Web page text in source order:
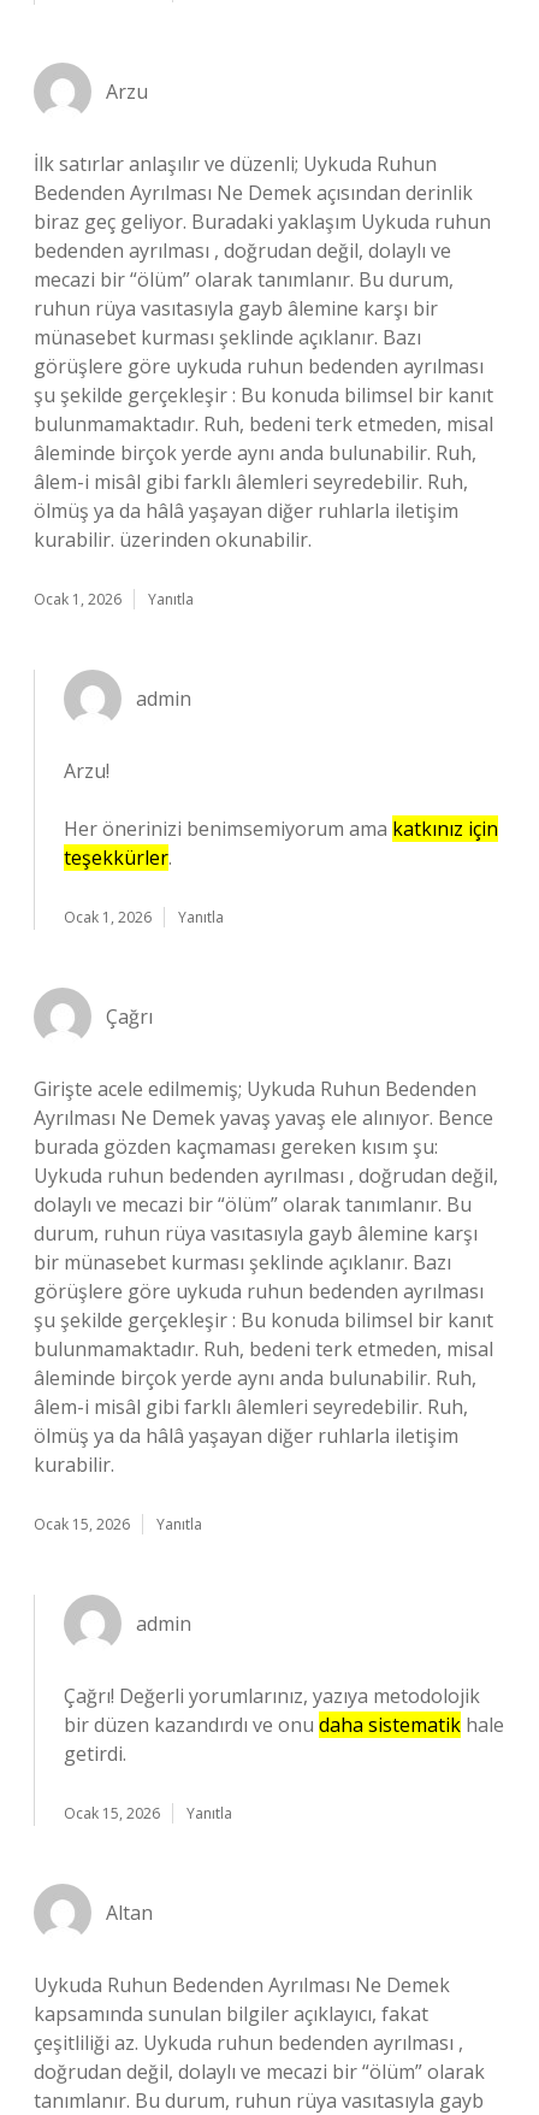
Arzu
İlk satırlar anlaşılır ve düzenli; Uykuda Ruhun
Bedenden Ayrılması Ne Demek açısından derinlik
biraz geç geliyor. Buradaki yaklaşım Uykuda ruhun
bedenden ayrılması , doğrudan değil, dolaylı ve
mecazi bir “ölüm” olarak tanımlanır. Bu durum,
ruhun rüya vasıtasıyla gayb âlemine karşı bir
münasebet kurması şeklinde açıklanır. Bazı
görüşlere göre uykuda ruhun bedenden ayrılması
şu şekilde gerçekleşir : Bu konuda bilimsel bir kanıt
bulunmamaktadır. Ruh, bedeni terk etmeden, misal
âleminde birçok yerde aynı anda bulunabilir. Ruh,
âlem-i misâl gibi farklı âlemleri seyredebilir. Ruh,
ölmüş ya da hâlâ yaşayan diğer ruhlarla iletişim
kurabilir. üzerinden okunabilir.
Ocak 1, 2026 Yanıtla
admin
Arzu!
Her önerinizi benimsemiyorum ama katkınız için
teşekkürler.
Ocak 1, 2026 Yanıtla
Çağrı
Girişte acele edilmemiş; Uykuda Ruhun Bedenden
Ayrılması Ne Demek yavaş yavaş ele alınıyor. Bence
burada gözden kaçmaması gereken kısım şu:
Uykuda ruhun bedenden ayrılması , doğrudan değil,
dolaylı ve mecazi bir “ölüm” olarak tanımlanır. Bu
durum, ruhun rüya vasıtasıyla gayb âlemine karşı
bir münasebet kurması şeklinde açıklanır. Bazı
görüşlere göre uykuda ruhun bedenden ayrılması
şu şekilde gerçekleşir : Bu konuda bilimsel bir kanıt
bulunmamaktadır. Ruh, bedeni terk etmeden, misal
âleminde birçok yerde aynı anda bulunabilir. Ruh,
âlem-i misâl gibi farklı âlemleri seyredebilir. Ruh,
ölmüş ya da hâlâ yaşayan diğer ruhlarla iletişim
kurabilir.
Ocak 15, 2026 Yanıtla
admin
Çağrı! Değerli yorumlarınız, yazıya metodolojik
bir düzen kazandırdı ve onu daha sistematik hale
getirdi.
Ocak 15, 2026 Yanıtla
Altan
Uykuda Ruhun Bedenden Ayrılması Ne Demek
kapsamında sunulan bilgiler açıklayıcı, fakat
çeşitliliği az. Uykuda ruhun bedenden ayrılması ,
doğrudan değil, dolaylı ve mecazi bir “ölüm” olarak
tanımlanır. Bu durum, ruhun rüya vasıtasıyla gayb